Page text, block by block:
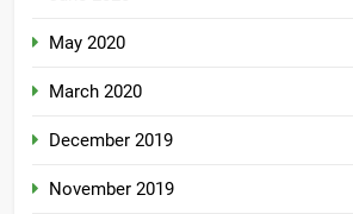
May 2020
March 2020
December 2019
November 2019